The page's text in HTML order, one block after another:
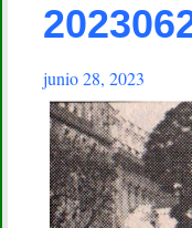
junio 28, 2023